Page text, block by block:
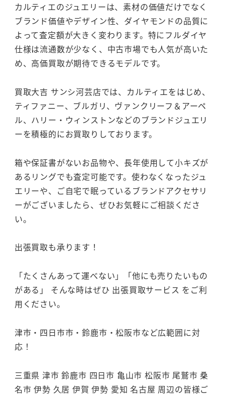
カルティエのジュエリーは、素材の価値だけでなく
ブランド価値やデザイン性、ダイヤモンドの品質に
よって査定額が大きく変わります。特にフルダイヤ
仕様は流通数が少なく、中古市場でも人気が高いた
め、高価買取が期待できるモデルです。
買取大吉 サンシ河芸店では、カルティエをはじめ、
ティファニー、ブルガリ、ヴァンクリーフ＆アーペ
ル、ハリー・ウィンストンなどのブランドジュエリ
ーを積極的にお買取りしております。
箱や保証書がないお品物や、長年使用して小キズが
あるリングでも査定可能です。使わなくなったジュ
エリーや、ご自宅で眠っているブランドアクセサリ
ーがございましたら、ぜひお気軽にご相談くださ
い。
出張買取も承ります！
「たくさんあって運べない」「他にも売りたいもの
がある」 そんな時はぜひ 出張買取サービス をご利
用ください。
津市・四日市市・鈴鹿市・松阪市など広範囲に対
応！
三重県 津市 鈴鹿市 四日市 亀山市 松阪市 尾鷲市 桑
名市 伊勢 久居 伊賀 伊勢 愛知 名古屋 周辺の皆様ご